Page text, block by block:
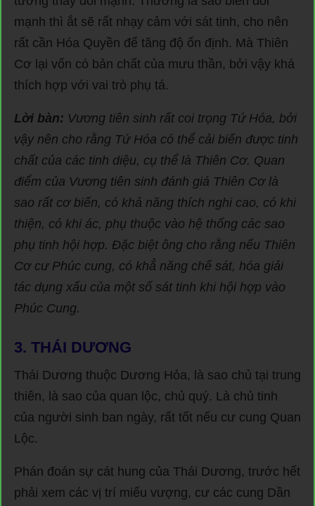
mạnh thì ắt sẽ rất nhạy cảm với sát tinh, cho nên
rất cần Hóa Quyền để tăng độ ổn định. Mà Thiên
Cơ lại vốn có bản chất của mưu thần, bởi vậy khá
thích hợp với vai trò phụ tá.
Lời bàn: Vương tiên sinh rất coi trọng Tứ Hóa, bởi
vậy nên cho rằng Tứ Hóa có thể cải biến được tinh
chất của các tinh diệu, cụ thể là Thiên Cơ. Quan
điểm của Vương tiên sinh đánh giá Thiên Cơ là
sao rất cơ biến, có khả năng thích nghi cao, có khi
thiện, có khi ác, phụ thuộc vào hệ thống các sao
phụ tinh hội hợp. Đặc biệt ông cho rằng nếu Thiên
Cơ cư Phúc cung, có khẳ năng chế sát, hóa giải
tác dụng xấu của một số sát tinh khi hội hợp vào
Phúc Cung.
3. THÁI DƯƠNG
Thái Dương thuộc Dương Hỏa, là sao chủ tại trung
thiên, là sao của quan lộc, chủ quý. Là chủ tinh
của người sinh ban ngày, rất tốt nếu cư cung Quan
Lộc.
Phán đoán sự cát hung của Thái Dương, trước hết
phải xem các vị trí miếu vượng, cư các cung Dần